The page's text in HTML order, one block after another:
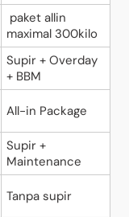
paket allin
maximal 300kilo
Supir + Overday
+ BBM
All-in Package
Supir +
Maintenance
Tanpa supir